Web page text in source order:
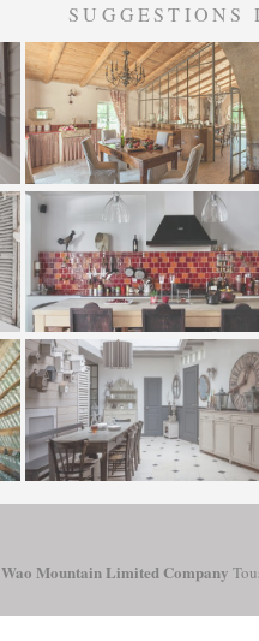
Wao Mountain Limited Company